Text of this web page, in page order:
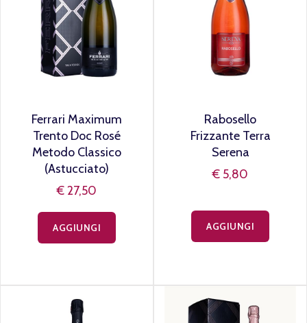
Ferrari Maximum
Trento Doc Rosé
Metodo Classico
(Astucciato)
€ 27,50
AGGIUNGI
Rabosello
Frizzante Terra
Serena
€ 5,80
AGGIUNGI